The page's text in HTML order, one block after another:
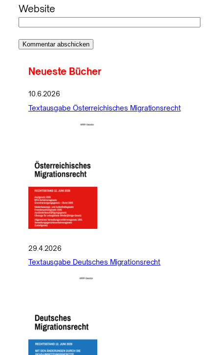
Website
Neueste Bücher
10.6.2026
Textausgabe Österreichisches Migrationsrecht
29.4.2026
Textausgabe Deutsches Migrationsrecht